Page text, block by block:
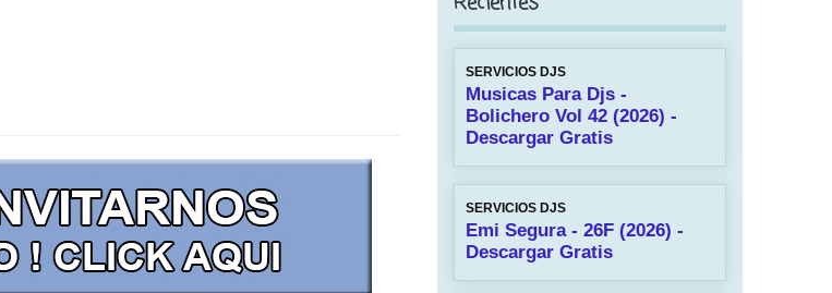
SERVICIOS DJS
Musicas Para Djs -
Bolichero Vol 42 (2026) -
Descargar Gratis
SERVICIOS DJS
Emi Segura - 26F (2026) -
Descargar Gratis